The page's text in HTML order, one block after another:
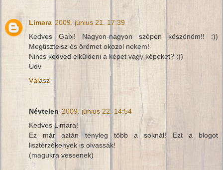
Limara 2009. június 21. 17:39
Kedves Gabi! Nagyon-nagyon szépen köszönöm!! :))
Megtisztelsz és örömet okozol nekem!
Nincs kedved elküldeni a képet vagy képeket? :))
Üdv
Válasz
Névtelen 2009. június 22. 14:54
Kedves Limara!
Ez már aztán tényleg több a soknál! Ezt a blogot
lisztérzékenyek is olvassák!
(magukra vessenek)